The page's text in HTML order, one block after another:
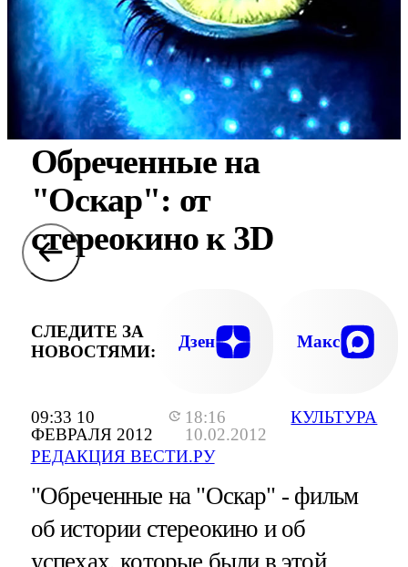
09:33 10
ФЕВРАЛЯ 2012
18:16
10.02.2012
РЕДАКЦИЯ ВЕСТИ.РУ
КУЛЬТУРА
Обреченные на
"Оскар": от
стереокино к 3D
СЛЕДИТЕ ЗА
НОВОСТЯМИ:
Дзен Макс
"Обреченные на "Оскар" - фильм
об истории стереокино и об